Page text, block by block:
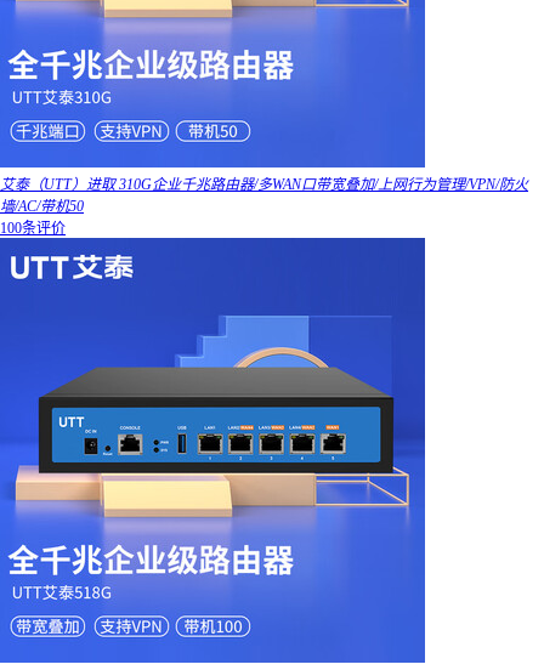
艾泰（UTT）进取 310G企业千兆路由器/多WAN口带宽叠加/上网行为管理/VPN/防火
墙/AC/带机50
100条评价